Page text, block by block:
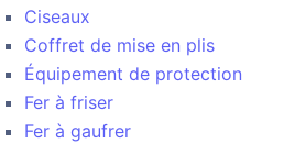
Ciseaux
Coffret de mise en plis
Équipement de protection
Fer à friser
Fer à gaufrer